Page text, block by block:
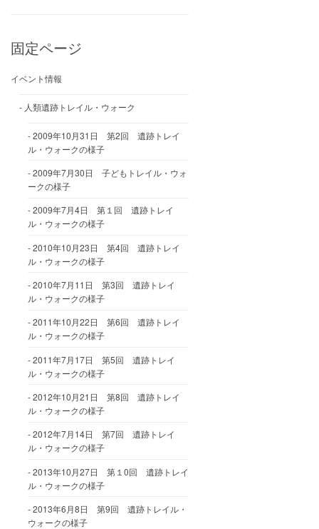
固定ページ
イベント情報
人類遺跡トレイル・ウォーク
2009年10月31日 第2回 遺跡トレイ
ル・ウォークの様子
2009年7月30日 子どもトレイル・ウォ
ークの様子
2009年7月4日 第１回 遺跡トレイ
ル・ウォークの様子
2010年10月23日 第4回 遺跡トレイ
ル・ウォークの様子
2010年7月11日 第3回 遺跡トレイ
ル・ウォークの様子
2011年10月22日 第6回 遺跡トレイ
ル・ウォークの様子
2011年7月17日 第5回 遺跡トレイ
ル・ウォークの様子
2012年10月21日 第8回 遺跡トレイ
ル・ウォークの様子
2012年7月14日 第7回 遺跡トレイ
ル・ウォークの様子
2013年10月27日 第１0回 遺跡トレイ
ル・ウォークの様子
2013年6月8日 第9回 遺跡トレイル・
ウォークの様子